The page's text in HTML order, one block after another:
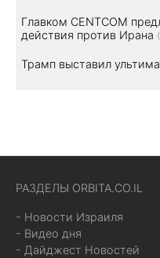
Главком CENTCOM
действия против Ирана
Трамп выставил
РАЗДЕЛЫ ORBITA.CO.IL
- Новости Израиля
- Видео дня
- Дайджест Новостей